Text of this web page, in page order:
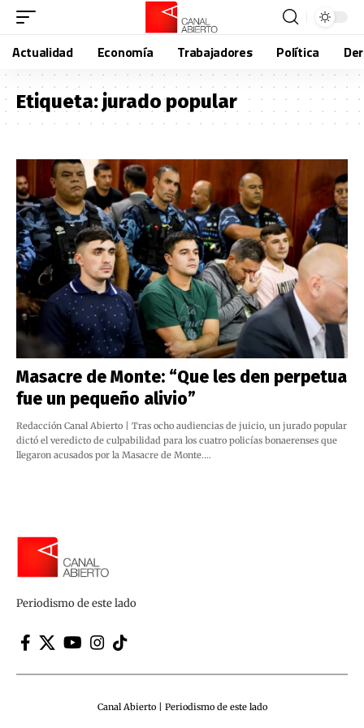
Actualidad Economía Trabajadores Política
Etiqueta:jurado popular
Masacre de Monte: “Que les den perpetua
fue un pequeño alivio”
Redacción Canal Abierto | Tras ocho audiencias de juicio, un jurado popular
dictó el veredicto de culpabilidad para los cuatro policías bonaerenses que
llegaron acusados por la Masacre de Monte.…
Periodismo de este lado
Canal Abierto | Periodismo de este lado